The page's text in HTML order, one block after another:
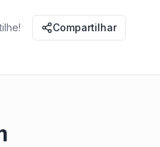
Compartilhar